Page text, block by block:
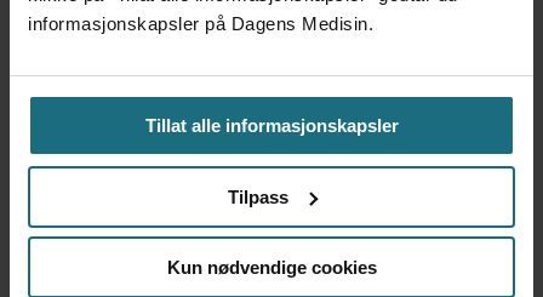
informasjonskapsler på Dagens Medisin.
Tillat alle informasjonskapsler
Tilpass
Kun nødvendige cookies
brystkreftpasienter: –
Spennende funn som gir god
grunn til å gjøre en større
ANNONSE KUN FOR HELSEPERSONELL